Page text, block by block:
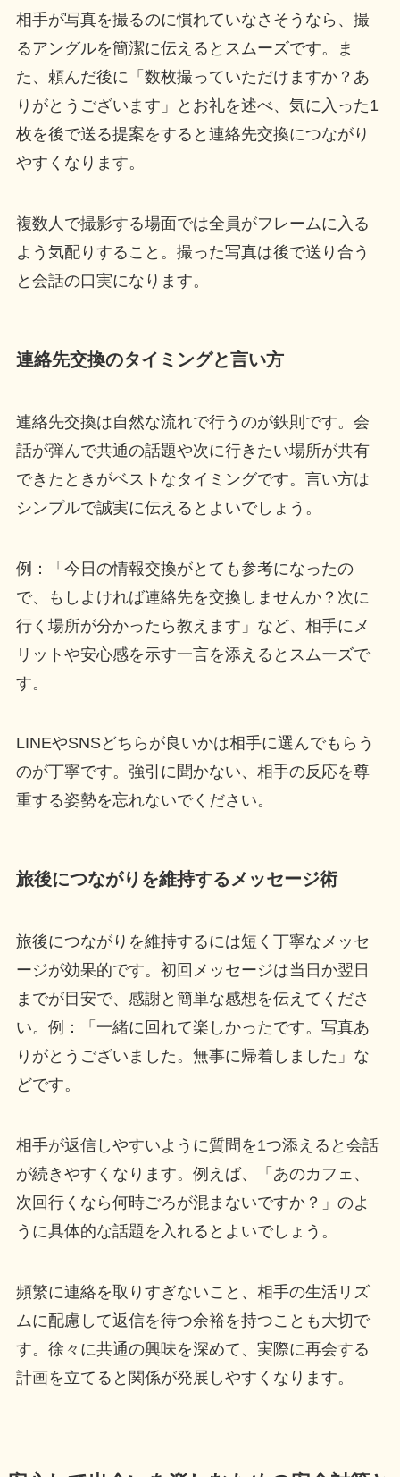
相手が写真を撮るのに慣れていなさそうなら、撮
るアングルを簡潔に伝えるとスムーズです。ま
た、頼んだ後に「数枚撮っていただけますか？あ
りがとうございます」とお礼を述べ、気に入った1
枚を後で送る提案をすると連絡先交換につながり
やすくなります。
複数人で撮影する場面では全員がフレームに入る
よう気配りすること。撮った写真は後で送り合う
と会話の口実になります。
連絡先交換のタイミングと言い方
連絡先交換は自然な流れで行うのが鉄則です。会
話が弾んで共通の話題や次に行きたい場所が共有
できたときがベストなタイミングです。言い方は
シンプルで誠実に伝えるとよいでしょう。
例：「今日の情報交換がとても参考になったの
で、もしよければ連絡先を交換しませんか？次に
行く場所が分かったら教えます」など、相手にメ
リットや安心感を示す一言を添えるとスムーズで
す。
LINEやSNSどちらが良いかは相手に選んでもらう
のが丁寧です。強引に聞かない、相手の反応を尊
重する姿勢を忘れないでください。
旅後につながりを維持するメッセージ術
旅後につながりを維持するには短く丁寧なメッセ
ージが効果的です。初回メッセージは当日か翌日
までが目安で、感謝と簡単な感想を伝えてくださ
い。例：「一緒に回れて楽しかったです。写真あ
りがとうございました。無事に帰着しました」な
どです。
相手が返信しやすいように質問を1つ添えると会話
が続きやすくなります。例えば、「あのカフェ、
次回行くなら何時ごろが混まないですか？」のよ
うに具体的な話題を入れるとよいでしょう。
頻繁に連絡を取りすぎないこと、相手の生活リズ
ムに配慮して返信を待つ余裕を持つことも大切で
す。徐々に共通の興味を深めて、実際に再会する
計画を立てると関係が発展しやすくなります。